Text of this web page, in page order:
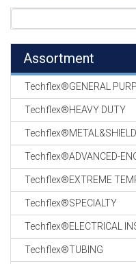
Assortment
Techflex®GENERAL
Techflex®HEAVY DUTY
Techflex®ADVANCED-
Techflex®EXTREME
Techflex®SPECIALTY
Techflex®ELECTRICAL
Techflex®TUBING